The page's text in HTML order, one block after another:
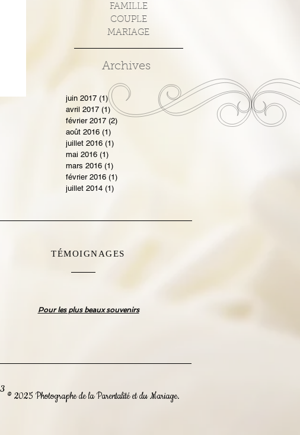
FAMILLE
COUPLE
MARIAGE
Archives
juin 2017 (1)1 post
avril 2017 (1)1 post
février 2017 (2)
août 2016 (1)
juillet 2016 (1)
mai 2016 (1)
mars 2016 (1)
février 2016 (1)
juillet 2014 (1)
TÉMOIGNAGES
Pour les plus beaux souvenirs
© 2025 Photographe de la Parentalité et du Mariage.